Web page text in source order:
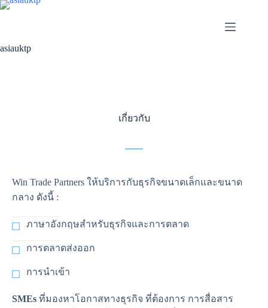
asiauktp
เกี่ยวกับ
Win Trade Partners ให้บริการกับธุรกิจขนาดเล็กและขนาด
กลาง ดังนี้ :
ภาษาอังกฤษสำหรับธุรกิจและการตลาด
การตลาดส่งออก
การนำเข้า
SMEs ที่มองหาโอกาสทางธุรกิจ ที่ต้องการ การสื่อสาร